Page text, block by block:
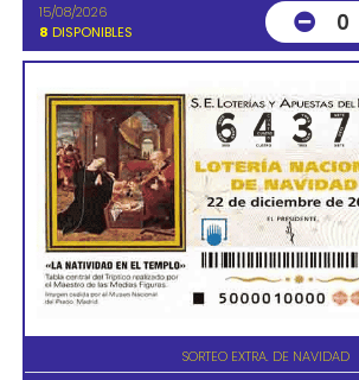
15/08/2026
8 DISPONIBLES 0
SORTEO EXTRA. DE NAVIDAD